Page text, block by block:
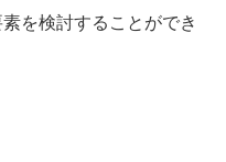
を検討することができ